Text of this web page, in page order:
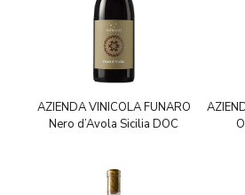
AZIENDA VINICOLA FUNARO
Nero d’Avola Sicilia DOC